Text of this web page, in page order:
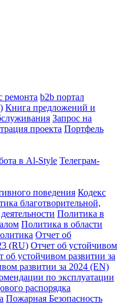
ремонта b2b портал
Книга предложений и
Запрос на
проекта Портфель
в Al-Style Телеграм-
поведения Кодекс
благотворительной,
Политика в
Политика в области
Отчет об
(RU) Отчет об устойчивом
об устойчивом развитии за
развитии за 2024 (EN)
по эксплуатации
распорядка
Пожарная Безопасность